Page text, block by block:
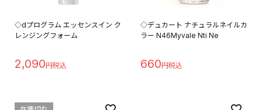
◇dプログラム エッセンスイン ク
レンジングフォーム
2,090
◇デュカート ナチュラルネイルカ
ラー N46Myvale Nti Ne
660